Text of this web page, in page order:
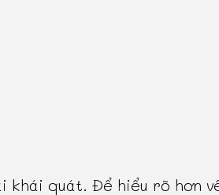
khái quát. Để hiểu rõ hơn